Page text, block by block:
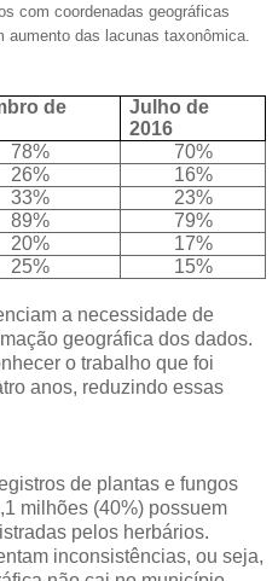
com coordenadas geográficas
das lacunas taxonômica.
de
Julho de
2016
78%
70%
26%
16%
33%
23%
89%
79%
20%
17%
25% 15%
a necessidade de
geográfica dos dados.
o trabalho que foi
anos, reduzindo essas
de plantas e fungos
milhões (40%) possuem
pelos herbários.
inconsistências, ou seja,